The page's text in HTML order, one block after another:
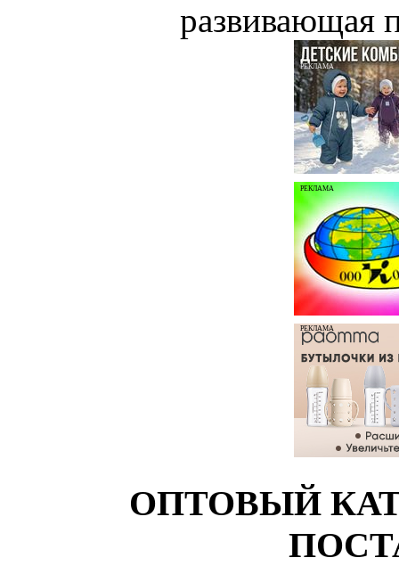
развивающая
РЕКЛАМА
РЕКЛАМА
РЕКЛАМА
ОПТОВЫЙ